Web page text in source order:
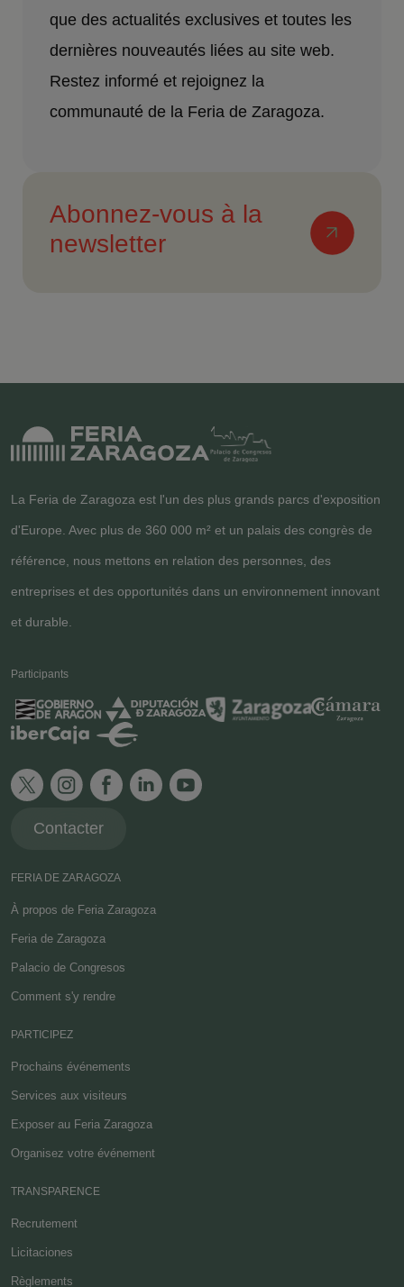
que des actualités exclusives et toutes les
dernières nouveautés liées au site web.
Restez informé et rejoignez la
communauté de la Feria de Zaragoza.
Abonnez-vous à la
newsletter
La Feria de Zaragoza est l'un des plus grands parcs d'exposition
d'Europe. Avec plus de 360 000 m² et un palais des congrès de
référence, nous mettons en relation des personnes, des
entreprises et des opportunités dans un environnement innovant
et durable.
Participants
Contacter
FERIA DE ZARAGOZA
À propos de Feria Zaragoza
Feria de Zaragoza
Palacio de Congresos
Comment s'y rendre
PARTICIPEZ
Prochains événements
Services aux visiteurs
Exposer au Feria Zaragoza
Organisez votre événement
TRANSPARENCE
Recrutement
Licitaciones
Règlements